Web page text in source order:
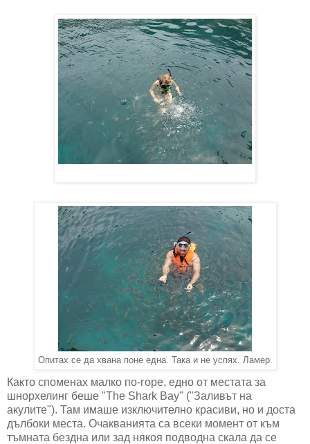
Опитах се да хвана поне една. Така и не успях. Ламер.
Както споменах малко по-горе, едно от местата за
шнорхелинг беше "The Shark Bay" ("Заливът на
акулите"). Там имаше изключително красиви, но и доста
дълбоки места. Очакванията са всеки момент от към
тъмната бездна или зад някоя подводна скала да се